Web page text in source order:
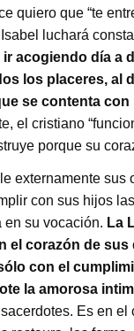
quiero que “te
luchará
acogiendo día a
los placeres, al
se contenta
el cristiano
porque su
externamente sus
con sus hijos
en su vocación. La
el corazón de
con el
la amorosa
Es en el